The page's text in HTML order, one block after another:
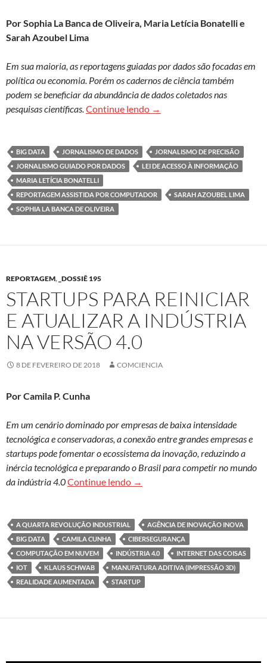
Por Sophia La Banca de Oliveira, Maria Letícia Bonatelli e
Sarah Azoubel Lima
Em sua maioria, as reportagens guiadas por dados são focadas em
política ou economia. Porém os cadernos de ciência também
podem se beneficiar da abundância de dados coletados nas
pesquisas científicas.Continue lendo Jornalismo de dados
→
BIG DATA JORNALISMO DE DADOS
JORNALISMO DE PRECISÃO
JORNALISMO GUIADO POR DADOS
LEI DE ACESSO À INFORMAÇÃO
MARIA LETÍCIA BONATELLI
REPORTAGEM ASSISTIDA POR COMPUTADOR
SARAH AZOUBEL LIMA
SOPHIA LA BANCA DE OLIVEIRA
REPORTAGEM, _DOSSIÊ 195
STARTUPS PARA REINICIAR
E ATUALIZAR A INDÚSTRIA
NA VERSÃO 4.0
8 DE FEVEREIRO DE 2018 COMCIENCIA
Por Camila P. Cunha
Em um cenário dominado por empresas de baixa intensidade
tecnológica e conservadoras, a conexão entre grandes empresas e
startups pode fomentar o ecossistema da inovação, reduzindo a
inércia tecnológica e preparando o Brasil para competir no mundo
da indústria 4.0Continue lendo Startups para reiniciar e
→
A QUARTA REVOLUÇÃO INDUSTRIAL
AGÊNCIA DE INOVAÇÃO INOVA
BIG DATA
CAMILA CUNHA
CIBERSEGURANÇA
COMPUTAÇÃO EM NUVEM
INDÚSTRIA 4.0
INTERNET DAS COISAS
IOT
KLAUS SCHWAB
MANUFATURA ADITIVA (IMPRESSÃO 3D)
REALIDADE AUMENTADA
STARTUP